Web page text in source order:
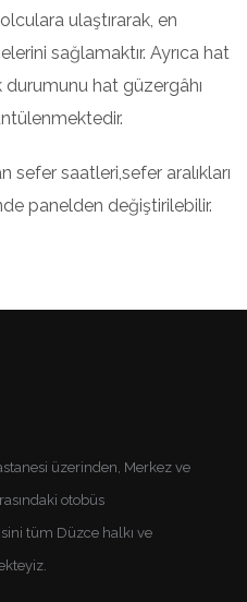
ulaştırarak, en
sağlamaktır. Ayrıca hat
durumunu hat güzergâhı
sefer saatleri,sefer aralıkları
panelden değiştirilebilir.
üzerinden, Merkez ve
otobüs
tüm Düzce halkı ve